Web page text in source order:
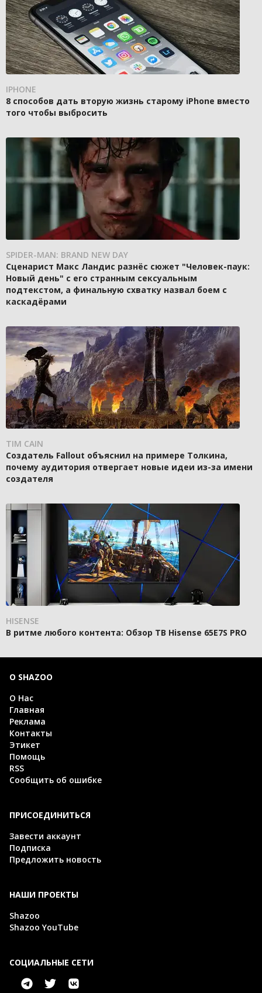
IPHONE
8 способов дать вторую жизнь старому iPhone вместо
того чтобы выбросить
SPIDER-MAN: BRAND NEW DAY
Сценарист Макс Ландис разнёс сюжет "Человек-паук:
Новый день" с его странным сексуальным
подтекстом, а финальную схватку назвал боем с
каскадёрами
TIM CAIN
Создатель Fallout объяснил на примере Толкина,
почему аудитория отвергает новые идеи из-за имени
создателя
HISENSE
В ритме любого контента: Обзор ТВ Hisense 65E7S PRO
О SHAZOO
О Нас
Главная
Реклама
Контакты
Этикет
Помощь
RSS
Сообщить об ошибке
ПРИСОЕДИНИТЬСЯ
Завести аккаунт
Подписка
Предложить новость
НАШИ ПРОЕКТЫ
Shazoo
Shazoo YouTube
СОЦИАЛЬНЫЕ СЕТИ